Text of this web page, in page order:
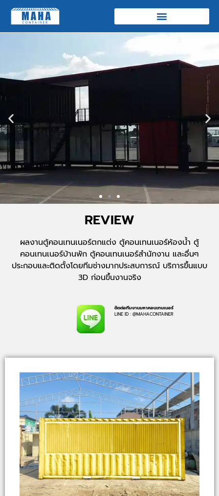
REVIEW
CONTAINER
MODIFICATION
ส่วนหนึ่งของผลงานตู้คอนเทนเนอร์โมดิฟายที่
ผ่านมาของมหาคอนเทนเนอร์ ขอขอบคุณลูกค้าที่
REVIEW
ผลงานตู้คอนเทนเนอร์ตกแต่ง ตู้คอนเทนเนอร์ห้องน้ำ ตู้
คอนเทนเนอร์บ้านพัก ตู้คอนเทนเนอร์สำนักงาน และอื่นๆ
ประกอบและติดตั้งโดยทีมช่างมากประสบการณ์ บริการขึ้นแบบ
3D ก่อนขึ้นงานจริง
ติดต่อทีมงานมหาคอนเทนเนอร์
LINE ID : @MAHACONTAINER